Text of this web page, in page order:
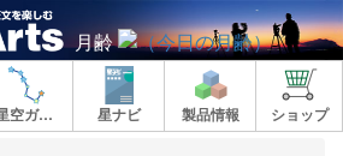
月齢
星空ガイド 星ナビ 製品情報 ショップ